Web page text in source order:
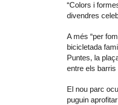
“Colors i
divendres
A més “per
bicicletada
Puntes, la
entre els
El nou parc
puguin